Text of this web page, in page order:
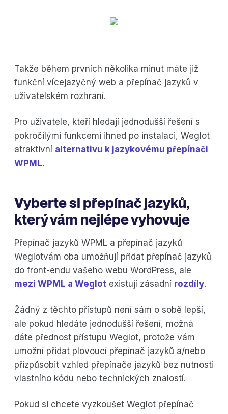
Takže během prvních několika minut máte již
funkční vícejazyčný web a přepínač jazyků v
uživatelském rozhraní.
Pro uživatele, kteří hledají jednodušší řešení s
pokročilými funkcemi ihned po instalaci, Weglot
atraktivní alternativu k jazykovému přepínači
WPML.
Vyberte si přepínač jazyků,
který vám nejlépe vyhovuje
Přepínač jazyků WPML a přepínač jazyků
Weglotvám oba umožňují přidat přepínač jazyků
do front-endu vašeho webu WordPress, ale
mezi WPML a Weglot existují zásadní rozdíly.
Žádný z těchto přístupů není sám o sobě lepší,
ale pokud hledáte jednodušší řešení, možná
dáte přednost přístupu Weglot, protože vám
umožní přidat plovoucí přepínač jazyků a/nebo
přizpůsobit vzhled přepínače jazyků bez nutnosti
vlastního kódu nebo technických znalostí.
Pokud si chcete vyzkoušet Weglot přepínač